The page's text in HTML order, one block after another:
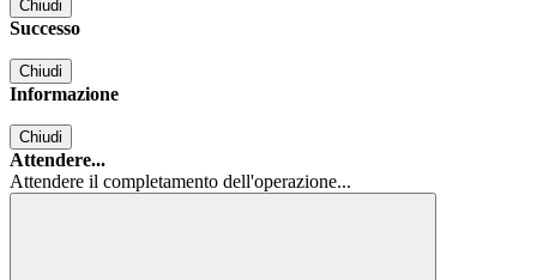
Chiudi
Successo
Chiudi
Informazione
Chiudi
Attendere...
Attendere il completamento dell'operazione...